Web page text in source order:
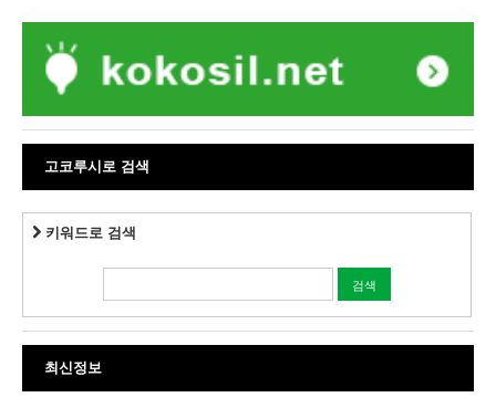
고코루시로 검색
키워드로 검색
최신정보